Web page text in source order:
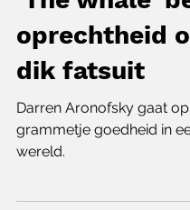
15 feb 2023
3 minuten om te
‘The whale’
oprechtheid
dik fatsuit
Darren Aronofsky gaat op
wereld.